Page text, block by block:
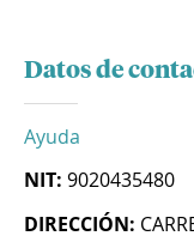
Datos de
Ayuda
NIT: 9020435480
DIRECCIÓN: